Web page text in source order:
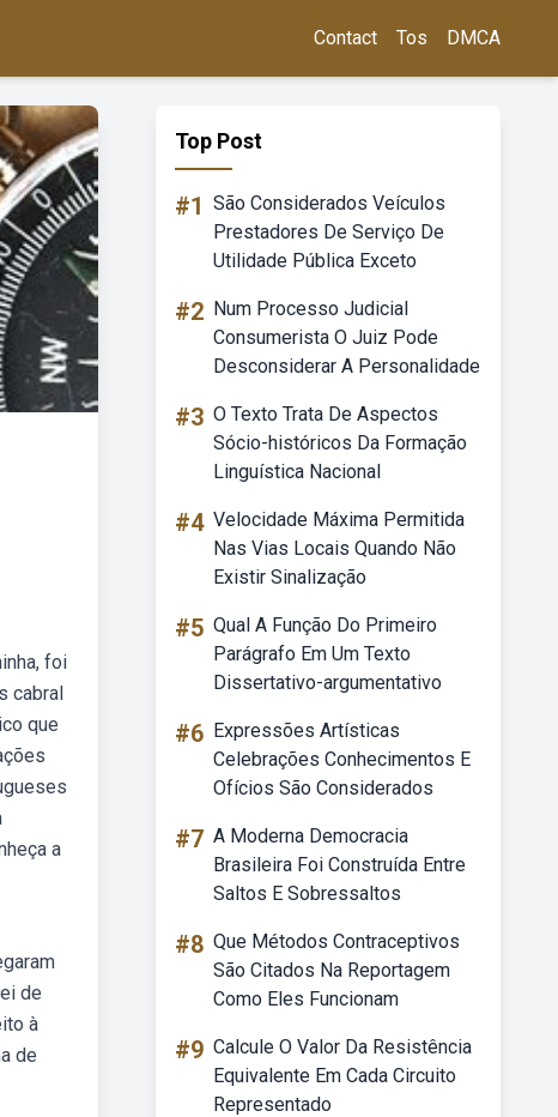
Contact Tos DMCA
foi
cabral
que
a
de
à
de
Top Post
#1 São Considerados Veículos
Prestadores De Serviço De
Utilidade Pública Exceto
#2 Num Processo Judicial
Consumerista O Juiz Pode
Desconsiderar A Personalidade
#3 O Texto Trata De Aspectos
Sócio-históricos Da Formação
Linguística Nacional
#4 Velocidade Máxima Permitida
Nas Vias Locais Quando Não
Existir Sinalização
#5 Qual A Função Do Primeiro
Parágrafo Em Um Texto
Dissertativo-argumentativo
#6 Expressões Artísticas
Celebrações Conhecimentos E
Ofícios São Considerados
#7 A Moderna Democracia
Brasileira Foi Construída Entre
Saltos E Sobressaltos
#8 Que Métodos Contraceptivos
São Citados Na Reportagem
Como Eles Funcionam
#9 Calcule O Valor Da Resistência
Equivalente Em Cada Circuito
Representado